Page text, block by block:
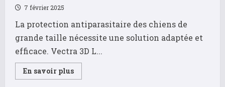
7 février 2025
La protection antiparasitaire des chiens de
grande taille nécessite une solution adaptée et
efficace. Vectra 3D L...
En savoir plusRead
more